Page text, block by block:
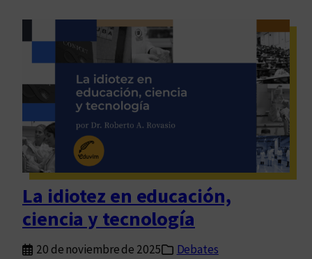
La idiotez en educación,
ciencia y tecnología
20 de noviembre de 2025
Debates